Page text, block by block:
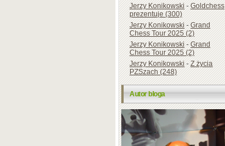
Jerzy Konikowski-Goldchess
prezentuje (300)
Jerzy Konikowski-Grand
Chess Tour 2025 (2)
Jerzy Konikowski-Grand
Chess Tour 2025 (2)
Jerzy Konikowski-Z życia
PZSzach (248)
Autor bloga